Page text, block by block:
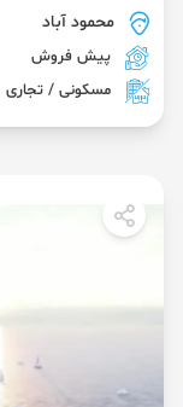
محمود آباد
پیش فروش
مسکونی / تجاری